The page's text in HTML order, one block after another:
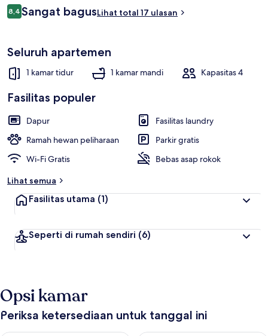
Ulasan
8,48,4 dari 10
Sangat bagusLihat total 17 ulasan
Seluruh apartemen
1 kamar tidur 1 kamar mandi Kapasitas 4
Fasilitas populer
Dapur
Fasilitas laundry
Ramah hewan peliharaan
Parkir gratis
Wi-Fi Gratis
Bebas asap rokok
Lihat semua
Fasilitas utama (1)
Seperti di rumah sendiri (6)
Opsi kamar
Periksa ketersediaan untuk tanggal ini